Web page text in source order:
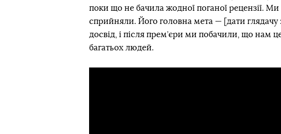
поки що не бачила жодної поганої рецензії.
сприйняли. Його головна мета — [дати
досвід, і після прем’єри ми побачили, що нам
багатьох людей.